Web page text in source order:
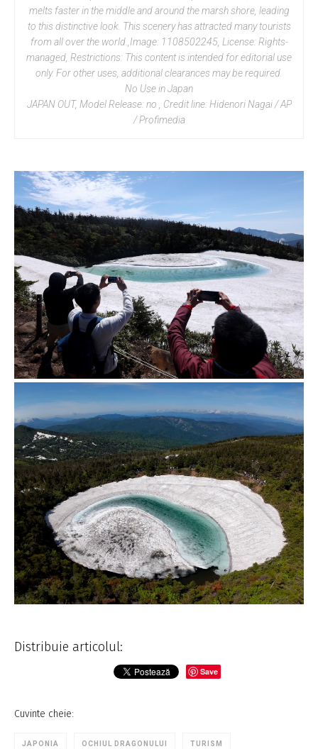
melts faster in the middle and around the marsh shore, leading
to this distinctive look. This scenery has attracted many tourists
from all over the world.,Image: 1108502245, License: Rights-
managed, Restrictions: This content is intended for editorial use
only. For other uses, additional clearances may be required.
No Use in Japan
JAPAN OUT, Model Release: no , Credit line: Hidenori Nagai / AP
/ Profimedia
Distribuie articolul:
Save
Cuvinte cheie:
JAPONIA OCHIUL DRAGONULUI TURISM